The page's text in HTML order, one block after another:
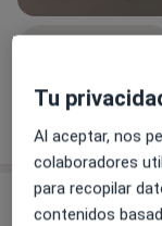
Servicios y
Tu
Al aceptar, nos
colaboradores
para recopilar
contenidos